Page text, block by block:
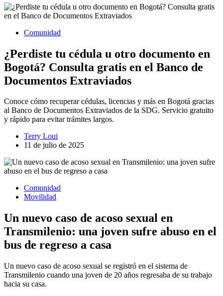
Comunidad
¿Perdiste tu cédula u otro documento en
Bogotá? Consulta gratis en el Banco de
Documentos Extraviados
Conoce cómo recuperar cédulas, licencias y más en Bogotá gracias
al Banco de Documentos Extraviados de la SDG. Servicio gratuito
y rápido para evitar trámites largos.
Terry Loui
11 de julio de 2025
Comunidad
Movilidad
Un nuevo caso de acoso sexual en
Transmilenio: una joven sufre abuso en el
bus de regreso a casa
Un nuevo caso de acoso sexual se registró en el sistema de
Transmilenio cuando una joven de 20 años regresaba de su trabajo
hacia su casa.